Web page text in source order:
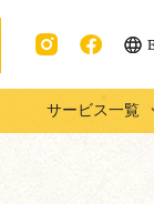
ram
ook
サービス一覧